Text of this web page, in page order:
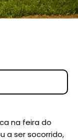
na feira do
a ser socorrido,